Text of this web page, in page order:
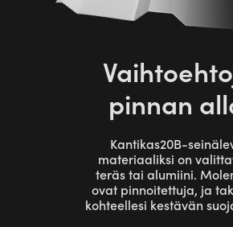
pinnan
Kantikas20B-
materiaaliksi on
teräs tai alumiini.
ovat pinnoitettuja, ja
kohteellesi kestävän